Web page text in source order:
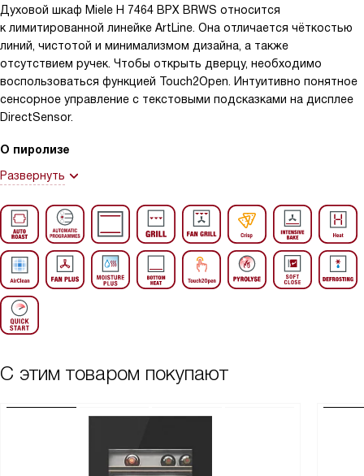
Духовой шкаф Miele H 7464 BPX BRWS относится
к лимитированной линейке ArtLine. Она отличается чёткостью
линий, чистотой и минимализмом дизайна, а также
отсутствием ручек. Чтобы открыть дверцу, необходимо
воспользоваться функцией Touch2Open. Интуитивно понятное
сенсорное управление с текстовыми подсказками на дисплее
DirectSensor.
О пиролизе
Развернуть
С этим товаром покупают